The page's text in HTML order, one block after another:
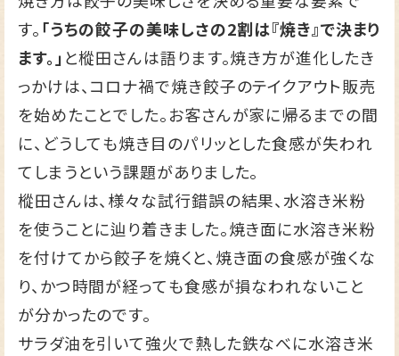
す。「うちの餃子の美味しさの2割は『焼き』で決まり
ます。」と樅田さんは語ります。焼き方が進化したき
っかけは、コロナ禍で焼き餃子のテイクアウト販売
を始めたことでした。お客さんが家に帰るまでの間
に、どうしても焼き目のパリッとした食感が失われ
てしまうという課題がありました。
樅田さんは、様々な試行錯誤の結果、水溶き米粉
を使うことに辿り着きました。焼き面に水溶き米粉
を付けてから餃子を焼くと、焼き面の食感が強くな
り、かつ時間が経っても食感が損なわれないこと
が分かったのです。
サラダ油を引いて強火で熱した鉄なべに水溶き米